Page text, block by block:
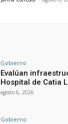
Gobierno
Evalúan
Hospital de Catia
agosto 6, 2026
Gobierno